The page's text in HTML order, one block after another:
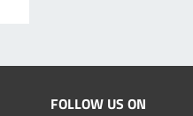
FOLLOW US ON